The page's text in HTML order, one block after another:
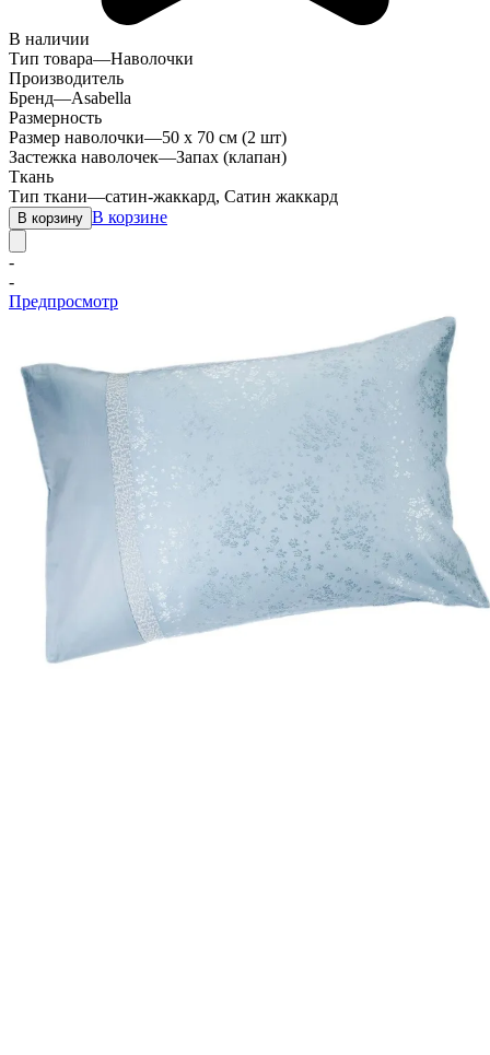
В наличии
Тип товара—Наволочки
Производитель
Бренд—Asabella
Размерность
Размер наволочки—50 х 70 см (2 шт)
Застежка наволочек—Запах (клапан)
Ткань
Тип ткани—сатин-жаккард, Сатин жаккард
В корзину В корзине
-
-
Предпросмотр